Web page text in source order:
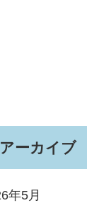
アーカイブ
年5月